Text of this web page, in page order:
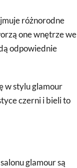
różnorodne
one wnętrze we
odpowiednie
w stylu glamour
czerni i bieli to
glamour są